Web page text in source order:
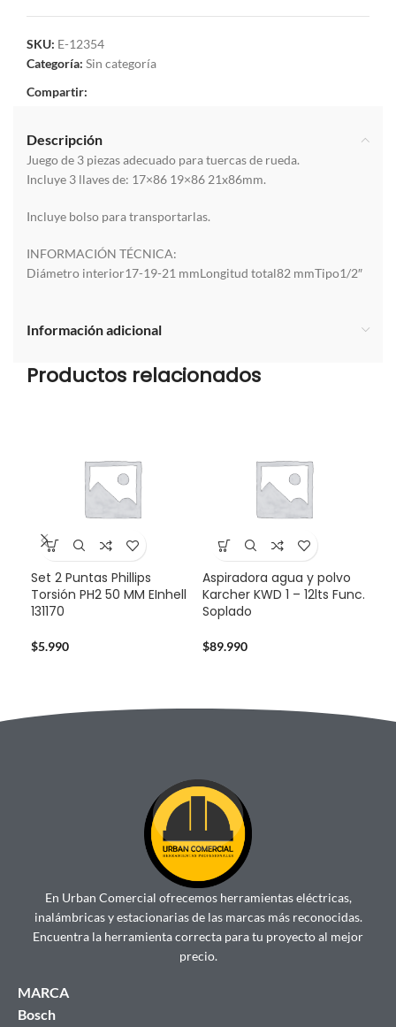
SKU: E-12354
Categoría: Sin categoría
Compartir:
Descripción
Juego de 3 piezas adecuado para tuercas de rueda.
Incluye 3 llaves de: 17×86 19×86 21x86mm.
Incluye bolso para transportarlas.
INFORMACIÓN TÉCNICA:
Diámetro interior17-19-21 mmLongitud total82 mmTipo1/2″
Información adicional
Productos relacionados
Set 2 Puntas Phillips
Torsión PH2 50 MM EInhell
131170
$5.990
Aspiradora agua y polvo
Karcher KWD 1 – 12lts Func.
Soplado
$89.990
En Urban Comercial ofrecemos herramientas eléctricas,
inalámbricas y estacionarias de las marcas más reconocidas.
Encuentra la herramienta correcta para tu proyecto al mejor
precio.
MARCA
Bosch